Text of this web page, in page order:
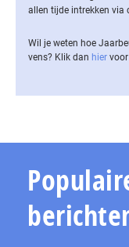
allen tijde intrekken via
Wil je weten hoe
vens? Klik dan hier